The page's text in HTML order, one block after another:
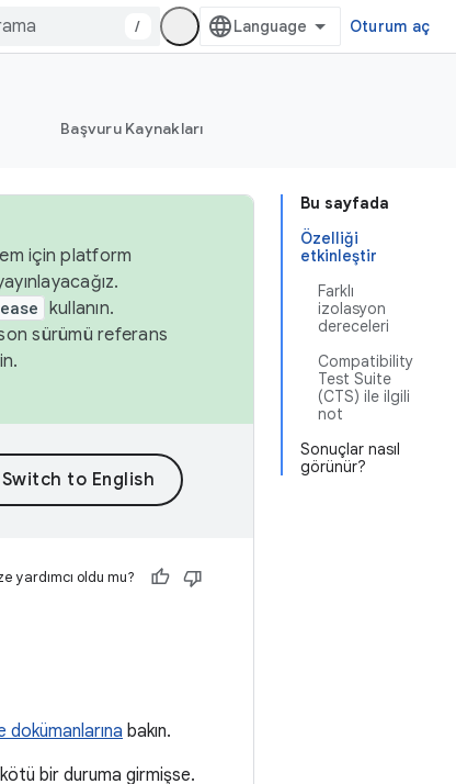
/ Oturum aç
Başvuru Kaynakları
Bu sayfada
Özelliği
etkinleştir
Farklı
izolasyon
dereceleri
Compatibility
Test Suite
(CTS) ile ilgili
not
Sonuçlar nasıl
görünür?
için platform
kullanın.
sürümü referans
yardımcı oldu mu?
bakın.
bir duruma girmişse.